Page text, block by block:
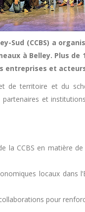
Sud (CCBS) a
à Belley. Plus
entreprises et
de territoire et du
et
la CCBS en matière
locaux dans
pour